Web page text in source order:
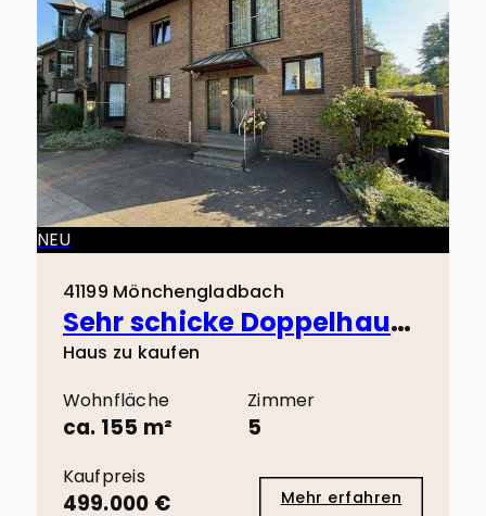
NEU
41199 Mönchengladbach
Sehr schicke Doppelhaushälfte in Toplage von Odenkirchen!
Haus zu kaufen
Wohnfläche
ca. 155 m²
Zimmer
5
Kaufpreis
499.000 € Mehr erfahren